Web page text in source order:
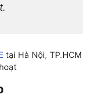
tại Hà Nội, TP.HCM